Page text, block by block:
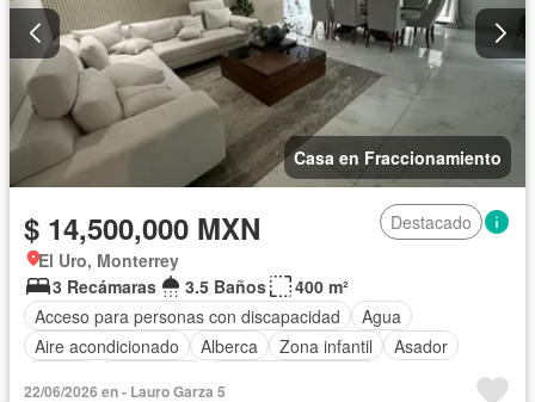
Casa en Fraccionamiento
$ 14,500,000 MXN
Destacado
El Uro, Monterrey
3 Recámaras
3.5 Baños
400 m²
Acceso para personas con discapacidad
Agua
Aire acondicionado
Alberca Zona infantil
Asador
22/06/2026 en - Lauro Garza 5